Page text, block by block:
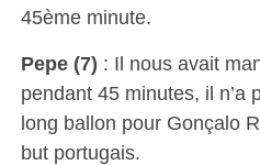
45ème minute.
Pepe (7) : Il nous avait
pendant 45 minutes, il n’a
long ballon pour Gonçalo
but portugais.